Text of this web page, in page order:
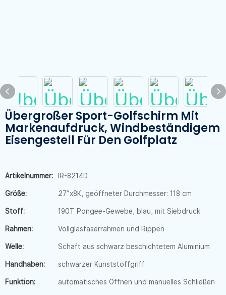
Übergroßer Sport-Golfschirm Mit
Markenaufdruck, Windbeständigem
Eisengestell Für Den Golfplatz
Artikelnummer: IR-8214D
Größe: 27”x8K, geöffneter Durchmesser: 118 cm
Stoff: 190T Pongee-Gewebe, blau, mit Siebdruck
Rahmen: Vollglasfaserrahmen und Rippen
Welle: Schaft aus schwarz beschichtetem Aluminium
Handhaben: schwarzer Kunststoffgriff
Funktion: automatisches Öffnen und manuelles Schließen